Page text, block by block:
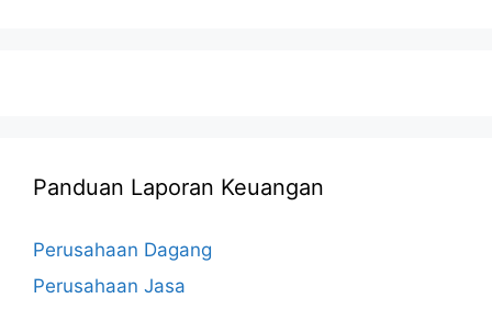
Panduan Laporan Keuangan
Perusahaan Dagang
Perusahaan Jasa